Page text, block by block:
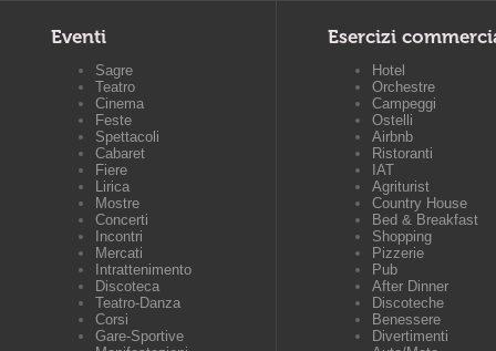
Eventi
Sagre
Teatro
Cinema
Feste
Spettacoli
Cabaret
Fiere
Lirica
Mostre
Concerti
Incontri
Mercati
Intrattenimento
Discoteca
Teatro-Danza
Corsi
Gare-Sportive
Esercizi
Hotel
Orchestre
Campeggi
Ostelli
Airbnb
Ristoranti
IAT
Agriturist
Country House
Bed & Breakfast
Shopping
Pizzerie
Pub
After Dinner
Discoteche
Benessere
Divertimenti